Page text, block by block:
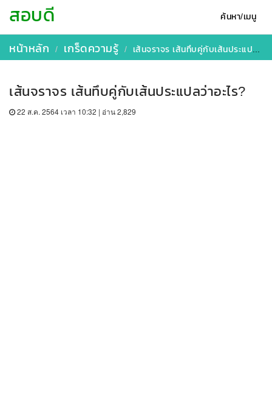
ค้นหา/เมนู
สอบดี
หน้าหลัก เกร็ดความรู้ เส้นจราจร เส้นทึบคู่กับเส้นประแปลว่าอะไร?
เส้นจราจร เส้นทึบคู่กับเส้นประแปลว่าอะไร?
22 ส.ค. 2564 เวลา 10:32 | อ่าน 2,829